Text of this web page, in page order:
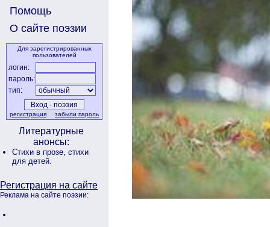
Помощь
О сайте поэзии
Для зарегистрированных
пользователей
логин:
пароль:
тип:
регистрация забыли пароль
Литературные
анонсы:
Стихи в прозе, стихи
для детей.
Регистрация на сайте
Реклама на сайте поэзии: